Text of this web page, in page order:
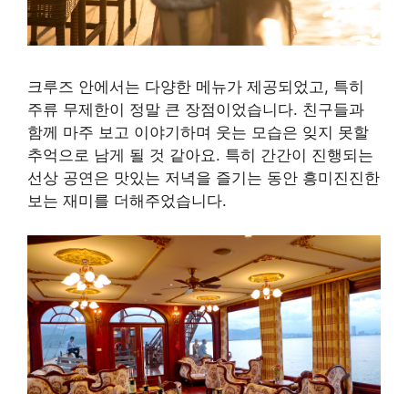
크루즈 안에서는 다양한 메뉴가 제공되었고, 특히
주류 무제한이 정말 큰 장점이었습니다. 친구들과
함께 마주 보고 이야기하며 웃는 모습은 잊지 못할
추억으로 남게 될 것 같아요. 특히 간간이 진행되는
선상 공연은 맛있는 저녁을 즐기는 동안 흥미진진한
보는 재미를 더해주었습니다.